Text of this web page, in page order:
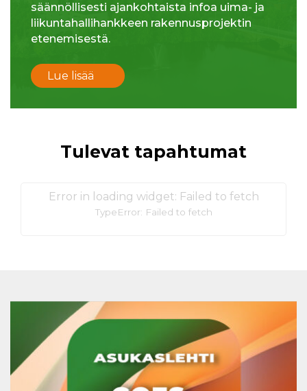
säännöllisesti ajankohtaista infoa uima- ja
liikuntahallihankkeen rakennusprojektin
etenemisestä.
Lue lisää
Tulevat tapahtumat
Error in loading widget: Failed to fetch
TypeError: Failed to fetch